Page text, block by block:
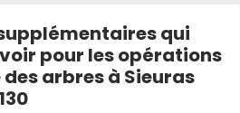
qui
pour les opérations
arbres à Sieuras